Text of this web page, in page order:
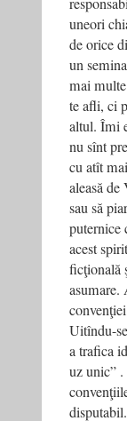
uneori
de orice
un
mai
te afli, ci
altul. Îmi
nu sînt
cu atît
aleasă
sau să
puternice
acest
ficţională
asumare.
Uitîndu-
a trafica
uz unic”